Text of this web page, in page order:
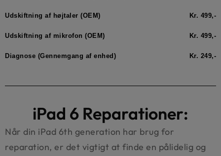
Udskiftning af højtaler (OEM) Kr. 499,-
Udskiftning af mikrofon (OEM) Kr. 499,-
Diagnose (Gennemgang af enhed) Kr. 249,-
iPad 6 Reparationer:
Når din iPad 6th generation har brug for
reparation, er det vigtigt at finde en pålidelig og